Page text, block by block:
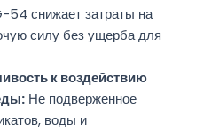
54 снижает затраты на
силу без ущерба для
к воздействию
Не подверженное
воды и